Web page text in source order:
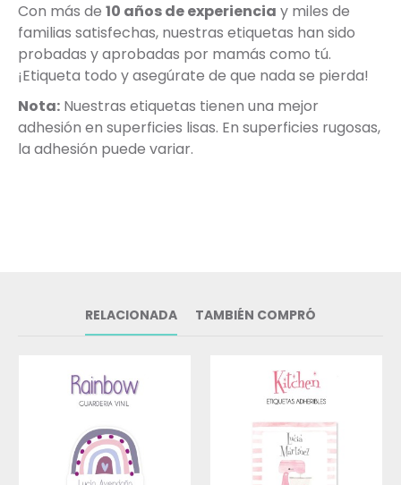
Con más de 10 años de experiencia y miles de
familias satisfechas, nuestras etiquetas han sido
probadas y aprobadas por mamás como tú.
¡Etiqueta todo y asegúrate de que nada se pierda!
Nota: Nuestras etiquetas tienen una mejor
adhesión en superficies lisas. En superficies rugosas,
la adhesión puede variar.
RELACIONADA TAMBIÉN COMPRÓ